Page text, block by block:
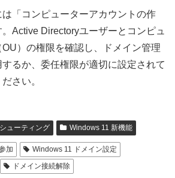
は「コンピューターアカウントの作
Active Directoryユーザーとコンピュ
）の権限を確認し、ドメイン管理
るか、委任権限が適切に設定されて
さい。
ューティング Windows 11 新機能
加
Windows 11 ドメイン設定
ドメイン接続解除